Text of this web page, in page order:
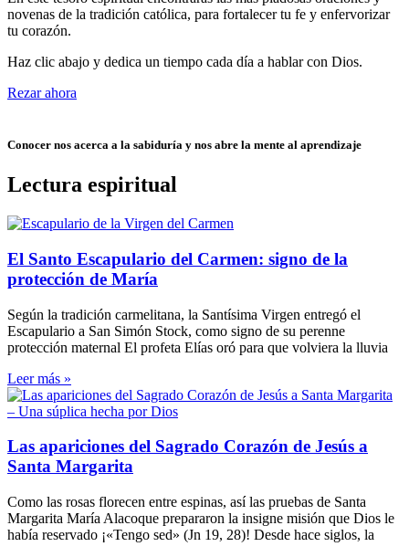
novenas de la tradición católica, para fortalecer tu fe y enfervorizar
tu corazón.
Haz clic abajo y dedica un tiempo cada día a hablar con Dios.
Rezar ahora
Conocer nos acerca a la sabiduría y nos abre la mente al aprendizaje
Lectura espiritual
El Santo Escapulario del Carmen: signo de la
protección de María
Según la tradición carmelitana, la Santísima Virgen entregó el
Escapulario a San Simón Stock, como signo de su perenne
protección maternal El profeta Elías oró para que volviera la lluvia
Leer más »
Las apariciones del Sagrado Corazón de Jesús a
Santa Margarita
Como las rosas florecen entre espinas, así las pruebas de Santa
Margarita María Alacoque prepararon la insigne misión que Dios le
había reservado ¡«Tengo sed» (Jn 19, 28)! Desde hace siglos, la